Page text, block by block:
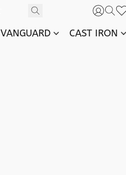
VANGUARD CAST IRON